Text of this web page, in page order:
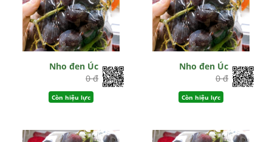
Nho đen Úc
0 đ
Còn hiệu lực
Nho đen Úc
0 đ
Còn hiệu lực